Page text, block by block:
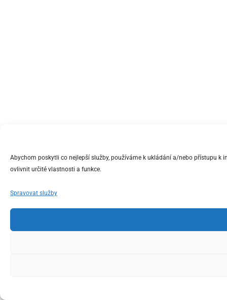
Abychom poskytli co nejlepší služby, používáme k ukládání a/nebo přístupu
ovlivnit určité vlastnosti a funkce.
Spravovat služby